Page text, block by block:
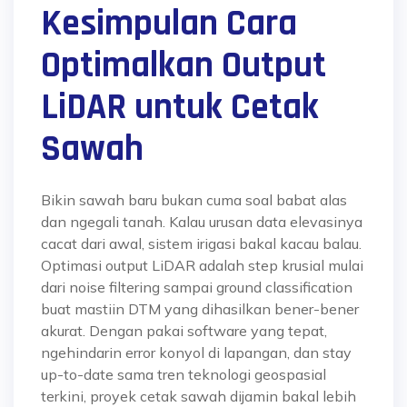
Kesimpulan Cara
Optimalkan Output
LiDAR untuk Cetak
Sawah
Bikin sawah baru bukan cuma soal babat alas
dan ngegali tanah. Kalau urusan data elevasinya
cacat dari awal, sistem irigasi bakal kacau balau.
Optimasi output LiDAR adalah step krusial mulai
dari noise filtering sampai ground classification
buat mastiin DTM yang dihasilkan bener-bener
akurat. Dengan pakai software yang tepat,
ngehindarin error konyol di lapangan, dan stay
up-to-date sama tren teknologi geospasial
terkini, proyek cetak sawah dijamin bakal lebih